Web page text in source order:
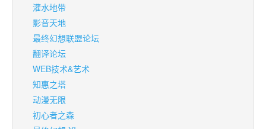
灌水地带
影音天地
最终幻想联盟论坛
翻译论坛
WEB技术&艺术
知惠之塔
动漫无限
初心者之森